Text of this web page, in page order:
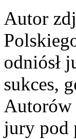
Autor
odniósł
sukces,
Autorów
jury pod